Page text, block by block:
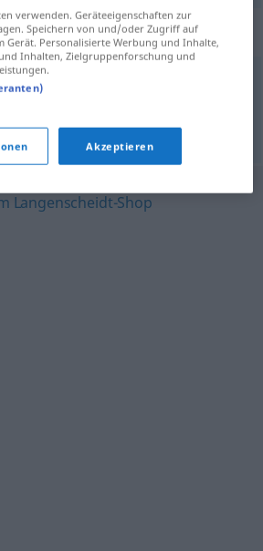
für "Abfallcontainer"
verwenden. Geräteeigenschaften zur
Speichern von und/oder Zugriff auf
Gerät. Personalisierte Werbung und Inhalte,
Inhalten, Zielgruppenforschung und
Akzeptieren